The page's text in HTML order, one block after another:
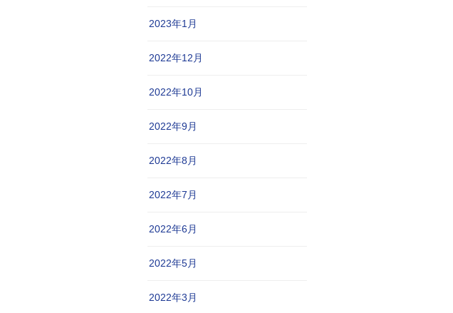
2023年1月
2022年12月
2022年10月
2022年9月
2022年8月
2022年7月
2022年6月
2022年5月
2022年3月